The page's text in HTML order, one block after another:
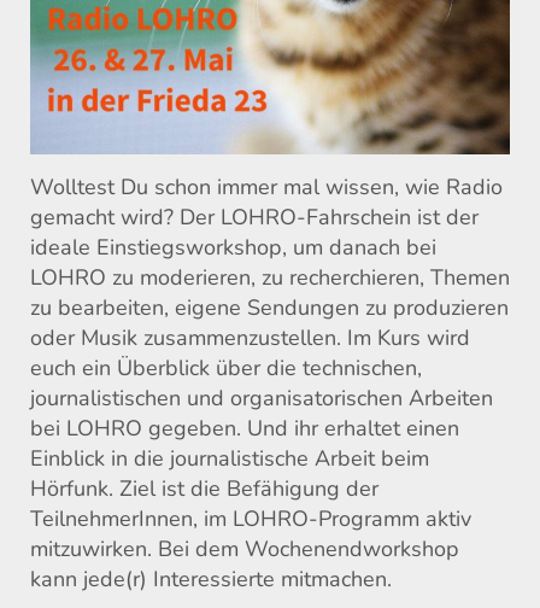
Wolltest Du schon immer mal wissen, wie Radio
gemacht wird? Der LOHRO-Fahrschein ist der
ideale Einstiegsworkshop, um danach bei
LOHRO zu moderieren, zu recherchieren, Themen
zu bearbeiten, eigene Sendungen zu produzieren
oder Musik zusammenzustellen. Im Kurs wird
euch ein Überblick über die technischen,
journalistischen und organisatorischen Arbeiten
bei LOHRO gegeben. Und ihr erhaltet einen
Einblick in die journalistische Arbeit beim
Hörfunk. Ziel ist die Befähigung der
TeilnehmerInnen, im LOHRO-Programm aktiv
mitzuwirken. Bei dem Wochenendworkshop
kann jede(r) Interessierte mitmachen.